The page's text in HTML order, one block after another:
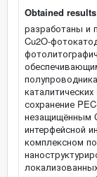
Obtained
разработаны и
Cu2O-
сохранение
незащищённым
интерфейсной
комплексном